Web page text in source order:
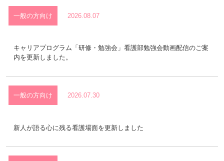
一般の方向け 2026.08.07
キャリアプログラム「研修・勉強会」看護部勉強会動画配信のご案
内を更新しました。
一般の方向け 2026.07.30
新人が語る心に残る看護場面を更新しました